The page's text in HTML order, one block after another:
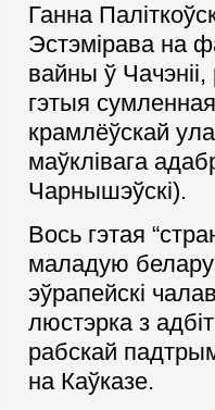
Ганна
Эстэмірава на
вайны ў Чачэніі,
гэтыя сумленная
крамлёўскай
маўклівага
Чарнышэўскі).
Вось гэтая
маладую
эўрапейскі
люстэрка з
рабскай
на Каўказе.